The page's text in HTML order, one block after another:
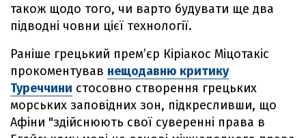
також щодо того, чи варто будувати ще два
підводні човни цієї технології.
Раніше грецький прем’єр Кіріакос Міцотакіс
прокоментував нещодавню критику
Туреччини стосовно створення грецьких
морських заповідних зон, підкресливши, що
Афіни "здійснюють свої суверенні права в